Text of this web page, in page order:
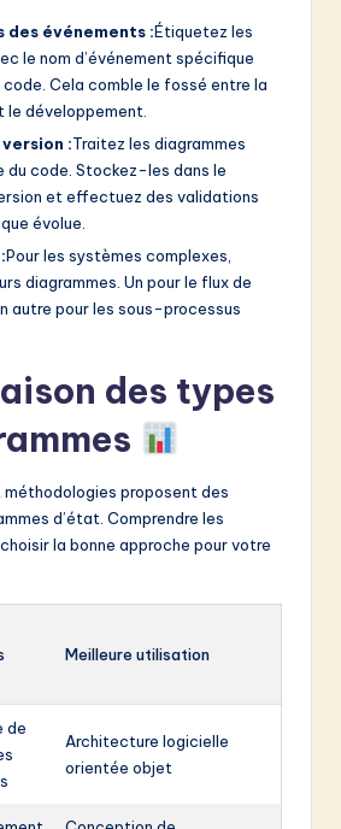
des événements :Étiquetez les
le nom d’événement spécifique
Cela comble le fossé entre la
développement.
:Traitez les diagrammes
du code. Stockez-les dans le
et effectuez des validations
évolue.
Pour les systèmes complexes,
diagrammes. Un pour le flux de
autre pour les sous-processus
des types
proposent des
d’état. Comprendre les
la bonne approche pour votre
Meilleure utilisation
de
Architecture logicielle
orientée objet